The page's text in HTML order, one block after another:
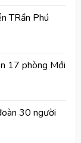
TRần Phú
17 phòng Mới
30 người